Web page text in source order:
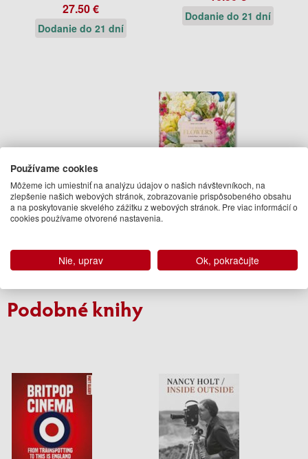
27.50 €
Dodanie do 21 dní
Dodanie do 21 dní
Redoute
65.95 €
Na sklade
Podobné knihy
Používame cookies
Môžeme ich umiestniť na analýzu údajov o našich návštevníkoch, na
zlepšenie našich webových stránok, zobrazovanie prispôsobeného obsahu
a na poskytovanie skvelého zážitku z webových stránok. Pre viac informácií o
cookies používame otvorené nastavenia.
Nie, uprav Ok, pokračujte